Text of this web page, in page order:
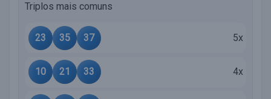
Triplos mais comuns
23 35 37 5x
10 21 33 4x